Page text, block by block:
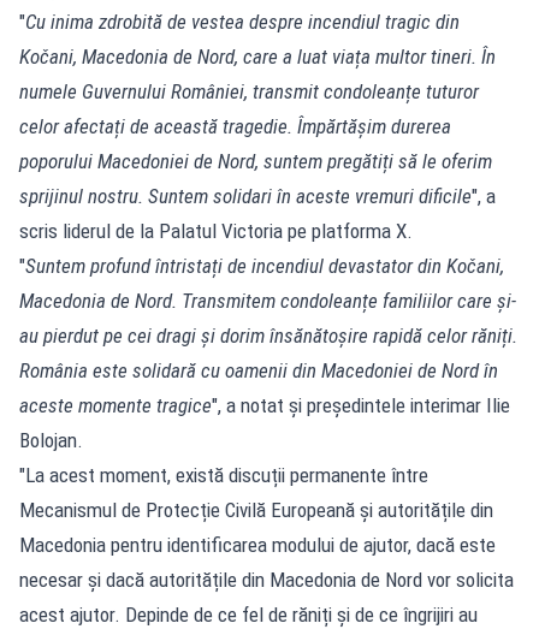
"Cu inima zdrobită de vestea despre incendiul tragic din
Kočani, Macedonia de Nord, care a luat viața multor tineri. În
numele Guvernului României, transmit condoleanțe tuturor
celor afectați de această tragedie. Împărtășim durerea
poporului Macedoniei de Nord, suntem pregătiți să le oferim
sprijinul nostru. Suntem solidari în aceste vremuri dificile", a
scris liderul de la Palatul Victoria pe platforma X.
"Suntem profund întristați de incendiul devastator din Kočani,
Macedonia de Nord. Transmitem condoleanțe familiilor care și-
au pierdut pe cei dragi și dorim însănătoșire rapidă celor răniți.
România este solidară cu oamenii din Macedoniei de Nord în
aceste momente tragice", a notat și președintele interimar Ilie
Bolojan.
"La acest moment, există discuții permanente între
Mecanismul de Protecție Civilă Europeană și autoritățile din
Macedonia pentru identificarea modului de ajutor, dacă este
necesar și dacă autoritățile din Macedonia de Nord vor solicita
acest ajutor. Depinde de ce fel de răniți și de ce îngrijiri au